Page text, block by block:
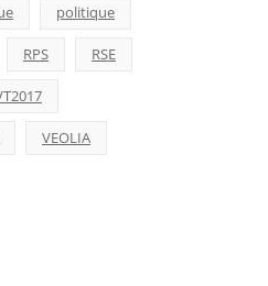
politique
RPS RSE
VEOLIA